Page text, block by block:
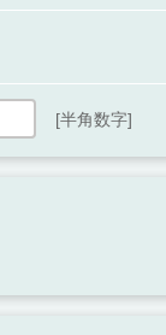
[半角数字]